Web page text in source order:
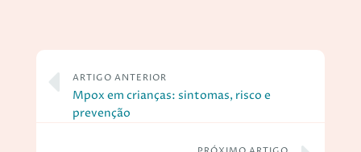
ARTIGO ANTERIOR
Mpox em crianças: sintomas, risco e
prevenção